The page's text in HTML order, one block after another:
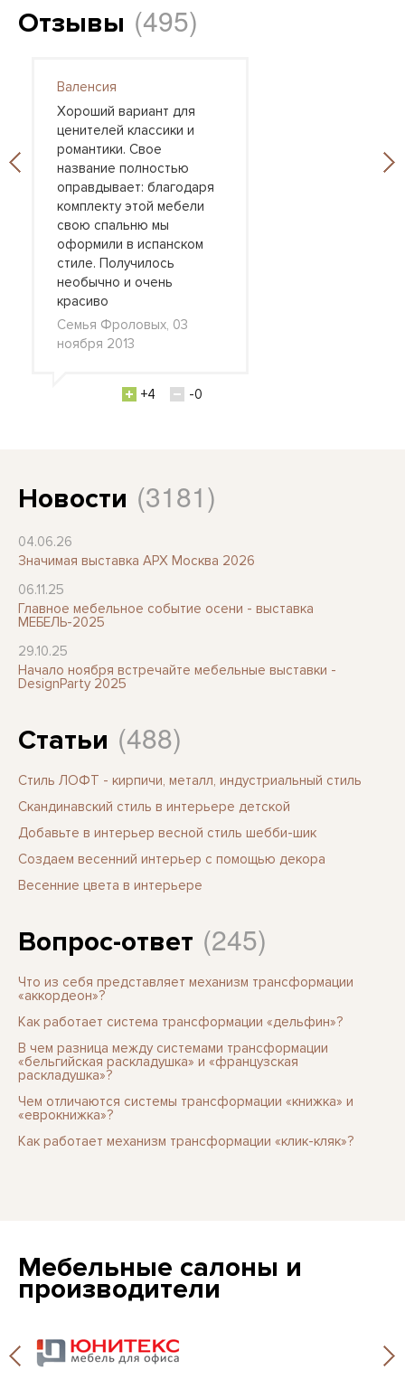
Отзывы (495)
Валенсия
Хороший вариант для
ценителей классики и
романтики. Свое
название полностью
оправдывает: благодаря
комплекту этой мебели
свою спальню мы
оформили в испанском
стиле. Получилось
необычно и очень
красиво
Семья Фроловых, 03
ноября 2013
+4 -0
Новости (3181)
04.06.26
Значимая выставка АРХ Москва 2026
06.11.25
Главное мебельное событие осени - выставка
МЕБЕЛЬ-2025
29.10.25
Начало ноября встречайте мебельные выставки -
DesignParty 2025
Статьи (488)
Стиль ЛОФТ - кирпичи, металл, индустриальный стиль
Скандинавский стиль в интерьере детской
Добавьте в интерьер весной стиль шебби-шик
Создаем весенний интерьер с помощью декора
Весенние цвета в интерьере
Вопрос-ответ (245)
Что из себя представляет механизм трансформации
«аккордеон»?
Как работает система трансформации «дельфин»?
В чем разница между системами трансформации
«бельгийская раскладушка» и «французская
раскладушка»?
Чем отличаются системы трансформации «книжка» и
«еврокнижка»?
Как работает механизм трансформации «клик-кляк»?
Мебельные салоны и
производители